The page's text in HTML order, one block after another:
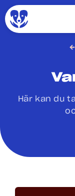
Här kan du